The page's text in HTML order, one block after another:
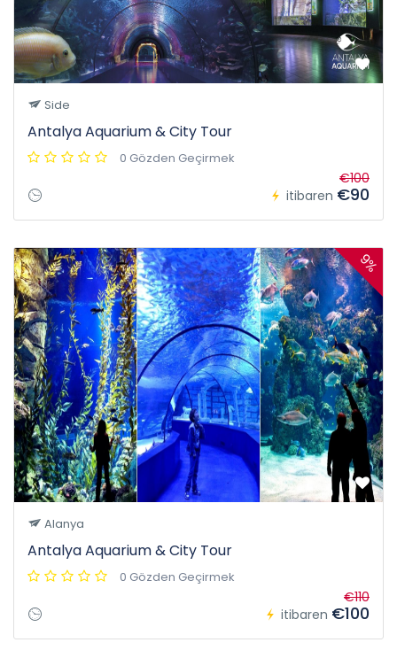
Side
Antalya Aquarium & City Tour
0 Gözden Geçirmek
itibaren
€100
€90
9%
Alanya
Antalya Aquarium & City Tour
0 Gözden Geçirmek
itibaren
€110
€100